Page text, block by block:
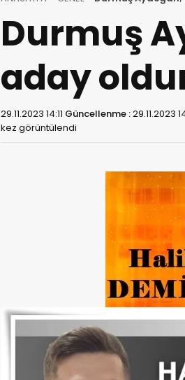
Durmuş
aday
29.11.2023 14:11 Güncellenme :29.11.2023
kez görüntülendi